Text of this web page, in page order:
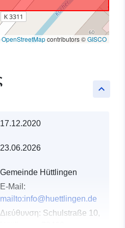
OpenStreetMapcontributors ©GISCO
keyboard_arrow_up
17.12.2020
23.06.2026
Gemeinde Hüttlingen
E-Mail:
mailto:info@huettlingen.de
Διεύθυνση: Schulstraße 10,